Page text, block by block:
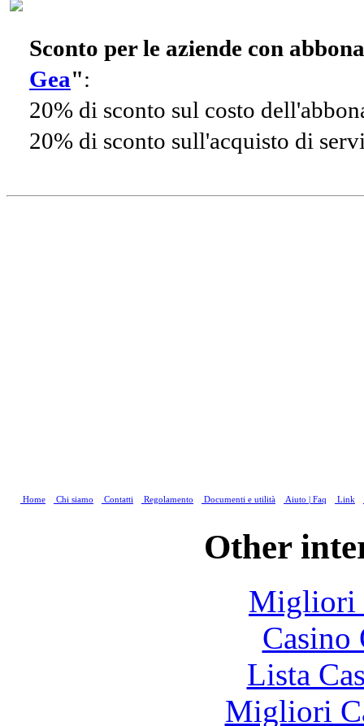
Sconto per le aziende con
Gea":
20% di sconto sul costo
20% di sconto sull'acquisto di
Home Chi siamo Contatti Regolamento Documenti e utilità Aiuto | Faq Link
Other
Migliori
Lista
Migliori